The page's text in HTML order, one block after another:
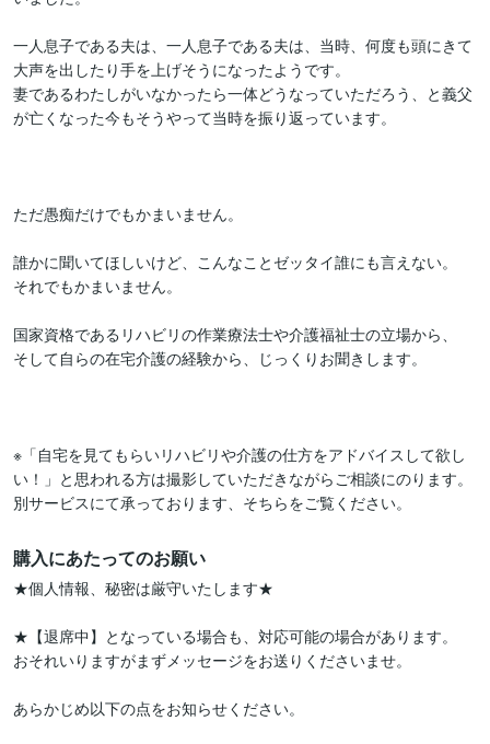
一人息子である夫は、一人息子である夫は、当時、何度も頭にきて
大声を出したり手を上げそうになったようです。
妻であるわたしがいなかったら一体どうなっていただろう、と義父
が亡くなった今もそうやって当時を振り返っています。
ただ愚痴だけでもかまいません。
誰かに聞いてほしいけど、こんなことゼッタイ誰にも言えない。
それでもかまいません。
国家資格であるリハビリの作業療法士や介護福祉士の立場から、
そして自らの在宅介護の経験から、じっくりお聞きします。
※「自宅を見てもらいリハビリや介護の仕方をアドバイスして欲し
い！」と思われる方は撮影していただきながらご相談にのります。
別サービスにて承っております、そちらをご覧ください。
購入にあたってのお願い
★個人情報、秘密は厳守いたします★
★【退席中】となっている場合も、対応可能の場合があります。
おそれいりますがまずメッセージをお送りくださいませ。
あらかじめ以下の点をお知らせください。